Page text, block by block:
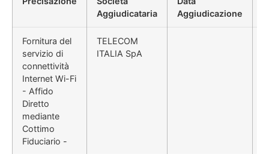
Aggiudicataria
Aggiudicazione
Fornitura del
servizio di
connettività
Internet Wi-Fi
- Affido
Diretto
mediante
Cottimo
Fiduciario -
TELECOM
ITALIA SpA